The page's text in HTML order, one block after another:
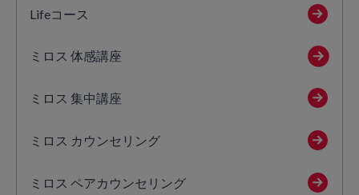
Lifeコース
ミロス 体感講座
ミロス 集中講座
ミロス カウンセリング
ミロス ペアカウンセリング